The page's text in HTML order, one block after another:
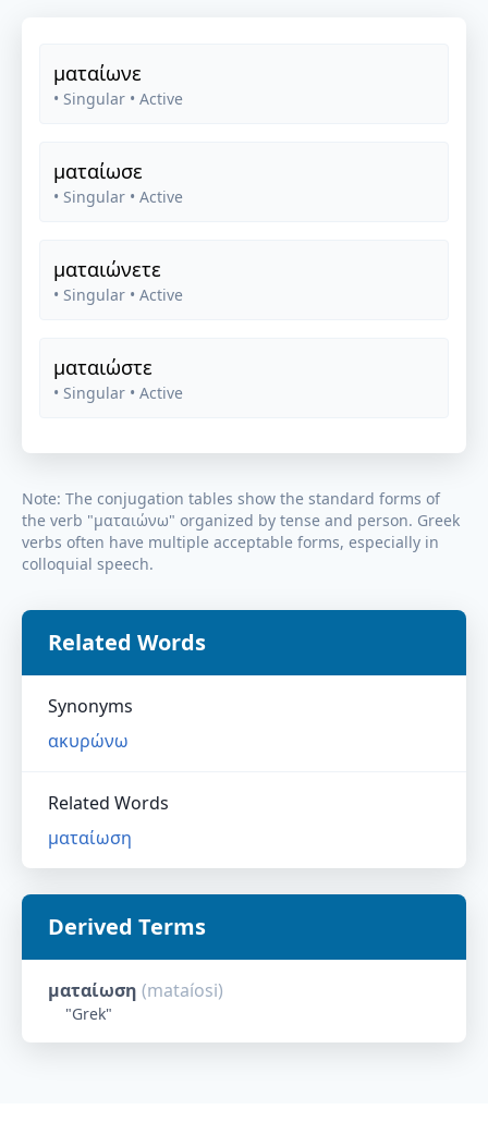
ματαίωνε
• Singular • Active
ματαίωσε
• Singular • Active
ματαιώνετε
• Singular • Active
ματαιώστε
• Singular • Active
Note: The conjugation tables show the standard forms of
the verb "ματαιώνω" organized by tense and person. Greek
verbs often have multiple acceptable forms, especially in
colloquial speech.
Related Words
Synonyms
ακυρώνω
Related Words
ματαίωση
Derived Terms
ματαίωση (mataíosi)
"Grek"